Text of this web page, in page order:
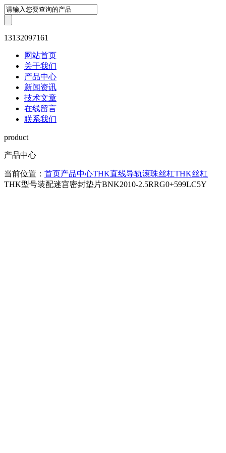
13132097161
网站首页
关于我们
产品中心
新闻资讯
技术文章
在线留言
联系我们
product
产品中心
当前位置： 首页产品中心THK直线导轨滚珠丝杠THK丝杠
THK型号装配迷宫密封垫片BNK2010-2.5RRG0+599LC5Y